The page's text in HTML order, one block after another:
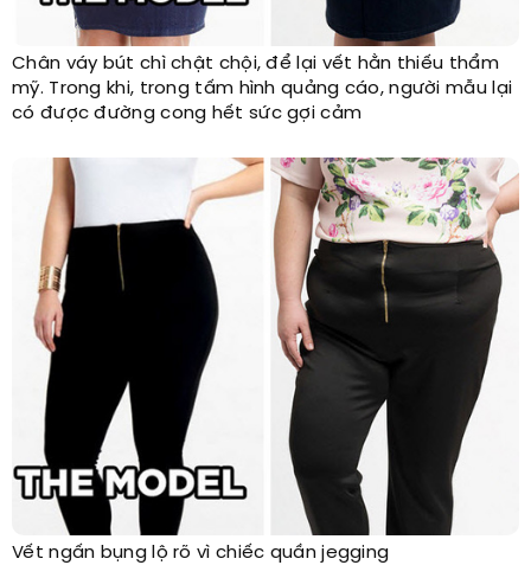
Chân váy bút chì chật chội, để lại vết hằn thiếu thẩm
mỹ. Trong khi, trong tấm hình quảng cáo, người mẫu lại
có được đường cong hết sức gợi cảm
Vết ngấn bụng lộ rõ vì chiếc quần jegging